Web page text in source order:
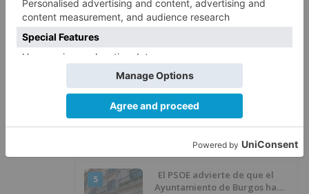
3
Seis proyectos de Burgos
Herido un hombre de 35 años
que iba en silla de ruedas tras
ser atropellado en Burgos
5
El PSOE advierte de que el
Ayuntamiento de Burgos ha